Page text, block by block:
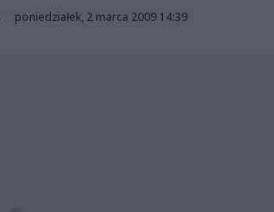
poniedziałek, 2 marca 2009 14:39